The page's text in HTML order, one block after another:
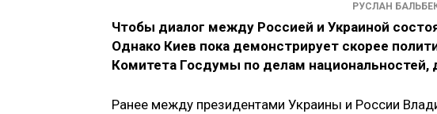
РУСЛАН
Чтобы диалог между Россией и Украиной
Однако Киев пока демонстрирует скорее
Комитета Госдумы по делам национальностей,
Ранее между президентами Украины и России